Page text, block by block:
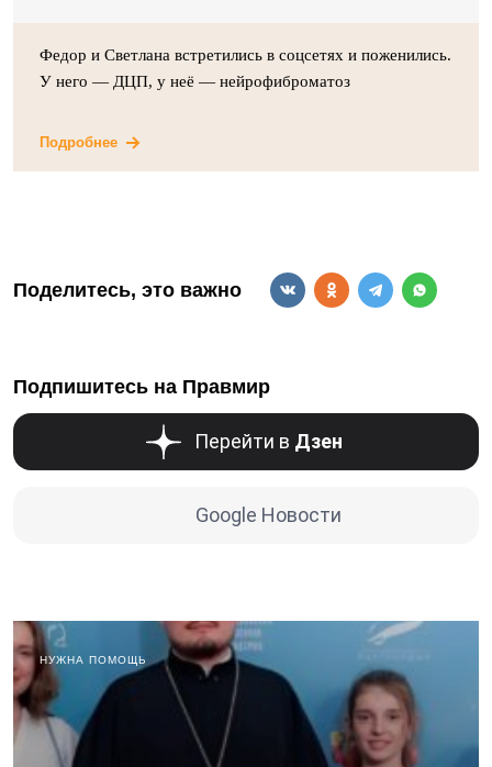
Федор и Светлана встретились в соцсетях и поженились.
У него — ДЦП, у неё — нейрофиброматоз
Подробнее
Поделитесь, это важно
Подпишитесь на Правмир
Перейти в Дзен
Google Новости
НУЖНА ПОМОЩЬ